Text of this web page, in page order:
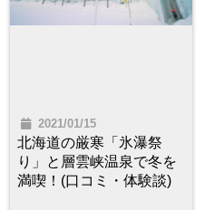
2021/01/15
北海道の厳寒「氷瀑祭
り」と層雲峡温泉で冬を
満喫！(口コミ・体験談)